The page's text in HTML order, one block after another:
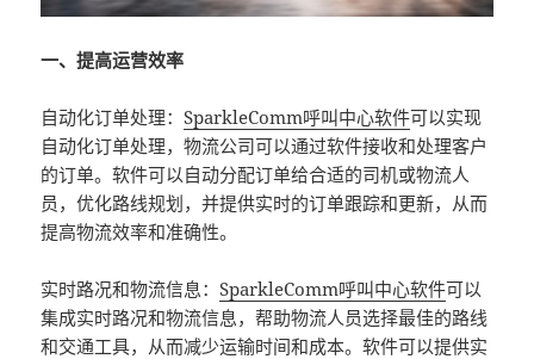
一、提高运营效率
自动化订单处理：SparkleComm呼叫中心软件可以实现
自动化订单处理，物流公司可以通过软件接收和处理客户
的订单。软件可以自动分配订单给合适的司机或物流人
员，优化路线规划，并提供实时的订单跟踪和更新，从而
提高物流效率和准确性。
实时路况和物流信息：SparkleComm呼叫中心软件可以
集成实时路况和物流信息，帮助物流人员选择最佳的路线
和交通工具，从而减少运输时间和成本。软件可以提供实